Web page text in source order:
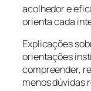
acolhedor e
orienta cada
Explicações
orientações
compreender,
menos dúvidas